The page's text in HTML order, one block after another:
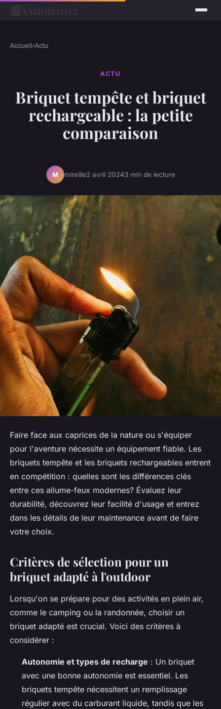
Accueil›Actu
ACTU
Briquet tempête et briquet
rechargeable : la petite
comparaison
M mireille2 avril 20243 min de lecture
Faire face aux caprices de la nature ou s'équiper
pour l'aventure nécessite un équipement fiable. Les
briquets tempête et les briquets rechargeables entrent
en compétition : quelles sont les différences clés
entre ces allume-feux modernes? Évaluez leur
durabilité, découvrez leur facilité d'usage et entrez
dans les détails de leur maintenance avant de faire
votre choix.
Critères de sélection pour un
briquet adapté à l'outdoor
Lorsqu'on se prépare pour des activités en plein air,
comme le camping ou la randonnée, choisir un
briquet adapté est crucial. Voici des critères à
considérer :
Autonomie et types de recharge : Un briquet
avec une bonne autonomie est essentiel. Les
briquets tempête nécessitent un remplissage
régulier avec du carburant liquide, tandis que les